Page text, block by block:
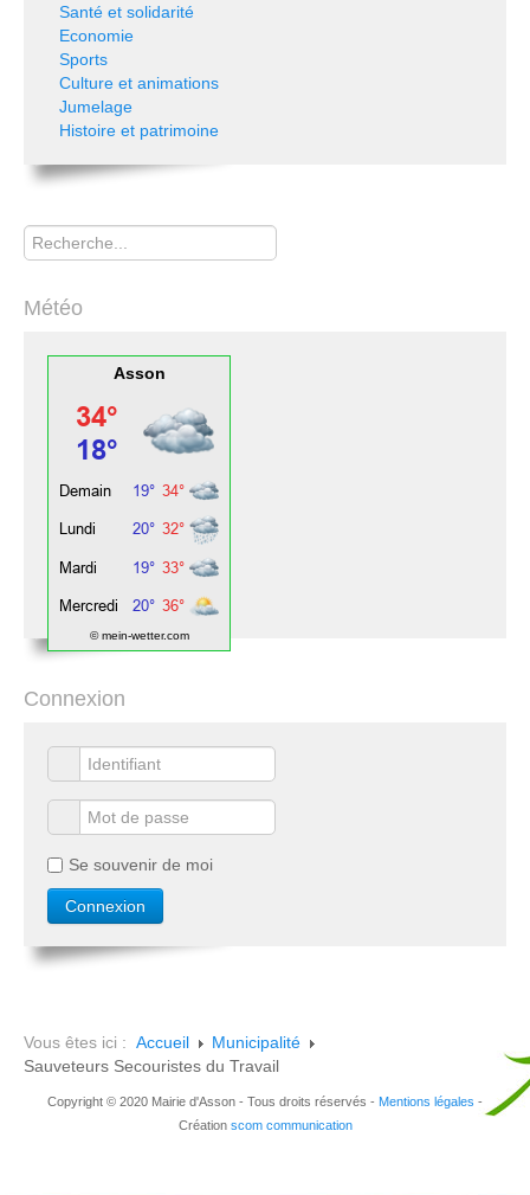
Santé et solidarité
Economie
Sports
Culture et animations
Jumelage
Histoire et patrimoine
Rechercher
Météo
Asson
© mein-wetter.com
Connexion
Se souvenir de moi
Vous êtes ici : Accueil
Municipalité
Sauveteurs Secouristes du Travail
Copyright © 2020 Mairie d'Asson - Tous droits réservés - Mentions légales -
Création scom communication